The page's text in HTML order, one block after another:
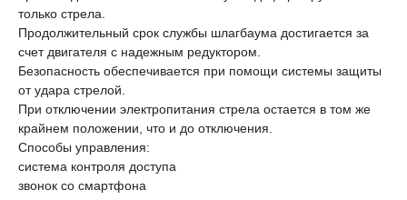
только стрела.
Продолжительный срок службы шлагбаума достигается за
счет двигателя с надежным редуктором.
Безопасность обеспечивается при помощи системы защиты
от удара стрелой.
При отключении электропитания стрела остается в том же
крайнем положении, что и до отключения.
Способы управления:
система контроля доступа
звонок со смартфона